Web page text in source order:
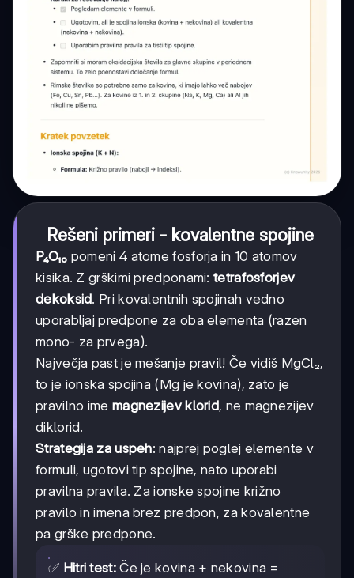
Rešeni primeri - kovalentne spojine
P₄O₁₀ pomeni 4 atome fosforja in 10 atomov
kisika. Z grškimi predponami:tetrafosforjev
dekoksid. Pri kovalentnih spojinah vedno
uporabljaj predpone za oba elementa (razen
mono- za prvega).
Največja past je mešanje pravil! Če vidiš MgCl₂,
to je ionska spojina (Mg je kovina), zato je
pravilno ime magnezijev klorid, ne magnezijev
diklorid.
Strategija za uspeh: najprej poglej elemente v
formuli, ugotovi tip spojine, nato uporabi
pravilna pravila. Za ionske spojine križno
pravilo in imena brez predpon, za kovalentne
pa grške predpone.
✅ Hitri test:Če je kovina + nekovina =